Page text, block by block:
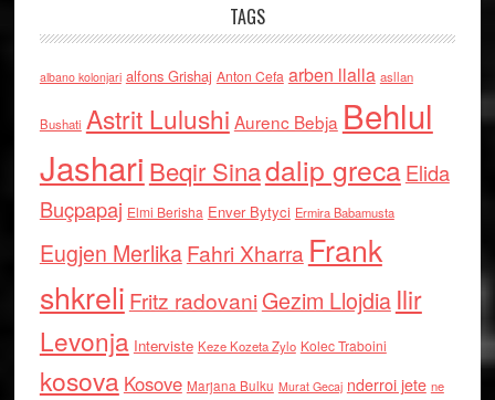
TAGS
albano kolonjari alfons Grishaj Anton Cefa arben llalla asllan
Bushati Astrit Lulushi Aurenc Bebja Behlul
Jashari Beqir Sinadalip grecaElida
Buçpapaj Elmi Berisha Enver Bytyci Ermira Babamusta
Eugjen MerlikaFahri Xharra Frank
shkreli Fritz radovaniGezim Llojdia Ilir
Levonja Interviste Keze Kozeta Zylo Kolec Traboini
kosova Kosove Marjana Bulku Murat Gecaj nderroi jete ne